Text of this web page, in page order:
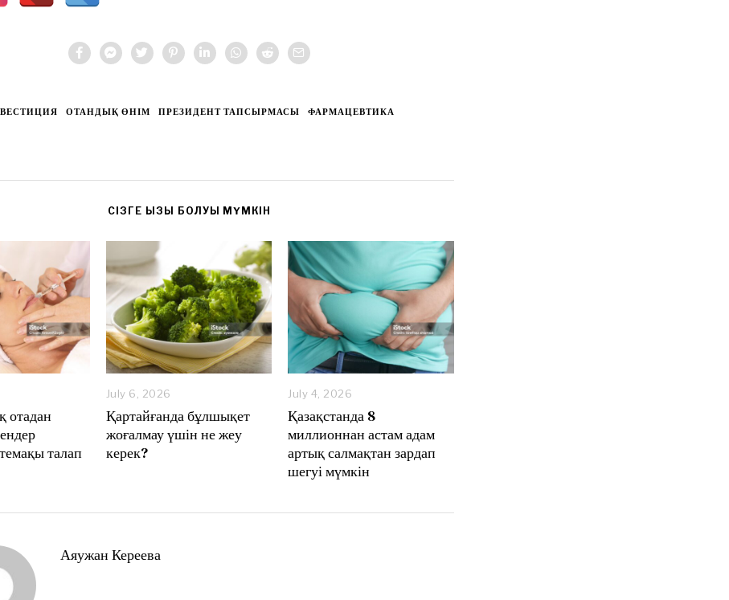
ОТАНДЫҚ ӨНІМ ПРЕЗИДЕНТ ТАПСЫРМАСЫ ФАРМАЦЕВТИКА
CІЗГЕ ҚЫЗЫҚ БОЛУЫ МҮМКІН
отадан
талап
July 6, 2026
l
y
Қартайғанда бұлшықет
жоғалмау үшін не жеу
керек?
July 4, 2026
l
y
4
2
Қазақстанда 8
миллионнан астам адам
артық салмақтан зардап
шегуі мүмкін
Аяужан Кереева